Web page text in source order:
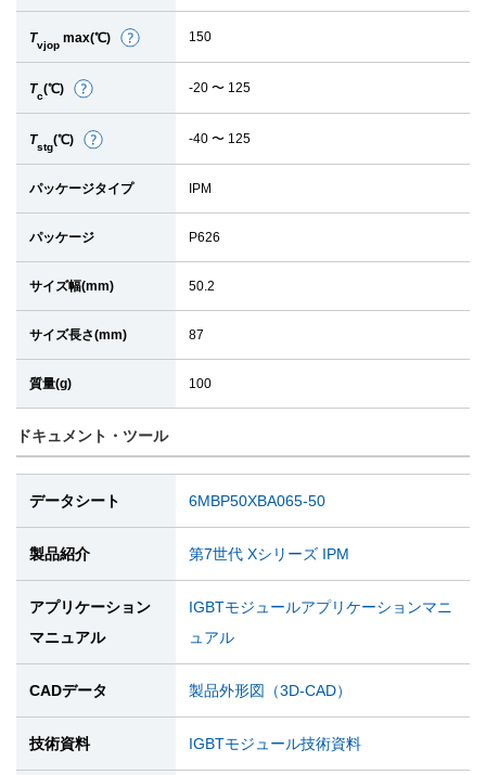
細
Tvjop max(℃)
詳
細
150
Tc(℃)
詳
細
-20 〜 125
Tstg(℃)
詳
細
-40 〜 125
パッケージタイプ IPM
パッケージ P626
サイズ幅(mm) 50.2
サイズ長さ(mm) 87
質量(g) 100
ドキュメント・ツール
データシート 6MBP50XBA065-50
製品紹介 第7世代 Xシリーズ IPM
アプリケーション
マニュアル
IGBTモジュールアプリケーションマニ
ュアル
CADデータ 製品外形図（3D-CAD）
技術資料 IGBTモジュール技術資料